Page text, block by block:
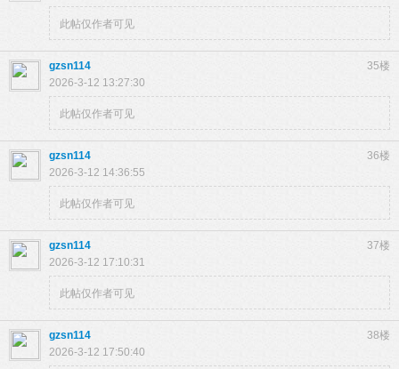
此帖仅作者可见
35楼
gzsn114
2026-3-12 13:27:30
此帖仅作者可见
36楼
gzsn114
2026-3-12 14:36:55
此帖仅作者可见
37楼
gzsn114
2026-3-12 17:10:31
此帖仅作者可见
38楼
gzsn114
2026-3-12 17:50:40